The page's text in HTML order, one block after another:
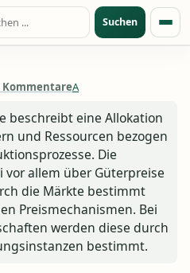
Suchen
KommentareA
beschreibt eine Allokation
und Ressourcen bezogen
Die
allem über Güterpreise
die Märkte bestimmt
Preismechanismen. Bei
werden diese durch
bestimmt.